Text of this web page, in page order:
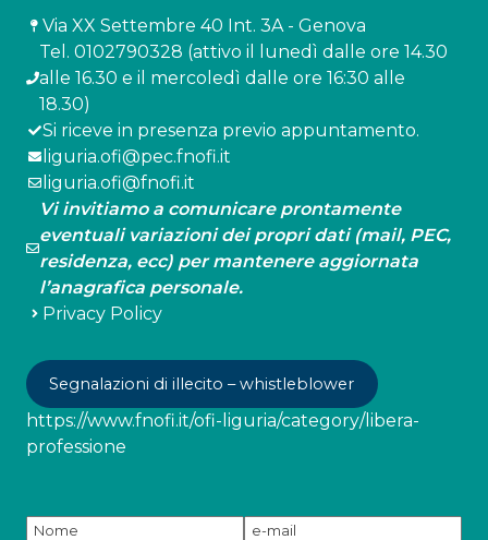
Via XX Settembre 40 Int. 3A - Genova
Tel. 0102790328 (attivo il lunedì dalle ore 14.30
alle 16.30 e il mercoledì dalle ore 16:30 alle
18.30)
Si riceve in presenza previo appuntamento.
liguria.ofi@pec.fnofi.it
liguria.ofi@fnofi.it
Vi invitiamo a comunicare prontamente
eventuali variazioni dei propri dati (mail, PEC,
residenza, ecc) per mantenere aggiornata
l’anagrafica personale.
Privacy Policy
Segnalazioni di illecito – whistleblower
https://www.fnofi.it/ofi-liguria/category/libera-
professione